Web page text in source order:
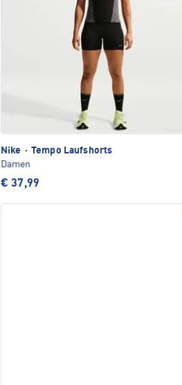
Nike · Tempo Laufshorts
Damen
€ 37,99